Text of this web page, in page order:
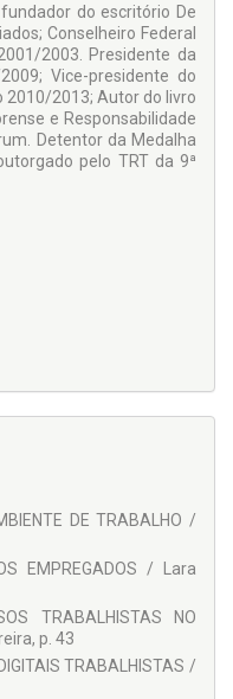
do escritório De
Conselheiro Federal
2003. Presidente da
Vice-presidente do
2010/2013; Autor do livro
e Responsabilidade
Detentor da Medalha
pelo TRT da 9ª
DE TRABALHO /
EMPREGADOS / Lara
TRABALHISTAS NO
p. 43
TRABALHISTAS /